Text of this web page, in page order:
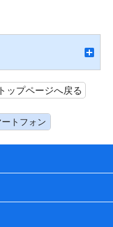
トップページへ戻る
ートフォン